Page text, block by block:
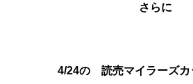
さらに
4/24の 読売マイラーズカ